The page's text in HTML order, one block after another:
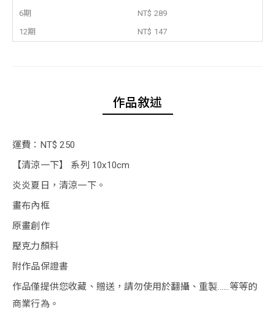
6期
NT$ 289
12期
NT$ 147
作品敘述
運費：NT$ 250
【清涼一下】 系列 10x10cm
炎炎夏日，清涼一下。
畫布內框
原畫創作
壓克力顏料
附作品保證書
作品僅提供您收藏、贈送，請勿使用於翻攝、重製......等等的
商業行為。